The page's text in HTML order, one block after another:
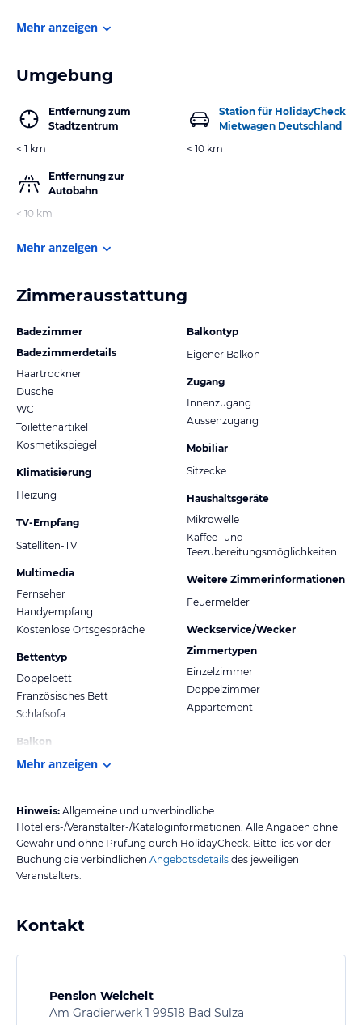
Mehr anzeigen
Umgebung
Entfernung zum
Stadtzentrum
< 1 km
Entfernung zur
Autobahn
< 10 km
Station für HolidayCheck
Mietwagen Deutschland
< 10 km
Mehr anzeigen
Zimmerausstattung
Badezimmer
Badezimmerdetails
Haartrockner
Dusche
WC
Toilettenartikel
Kosmetikspiegel
Klimatisierung
Heizung
TV-Empfang
Satelliten-TV
Multimedia
Fernseher
Handyempfang
Kostenlose Ortsgespräche
Bettentyp
Doppelbett
Französisches Bett
Schlafsofa
Balkon
Balkontyp
Eigener Balkon
Zugang
Innenzugang
Aussenzugang
Mobiliar
Sitzecke
Haushaltsgeräte
Mikrowelle
Kaffee- und
Teezubereitungsmöglichkeiten
Weitere Zimmerinformationen
Feuermelder
Weckservice/Wecker
Zimmertypen
Einzelzimmer
Doppelzimmer
Appartement
Mehr anzeigen
Hinweis: Allgemeine und unverbindliche
Hoteliers-/Veranstalter-/Kataloginformationen. Alle Angaben ohne
Gewähr und ohne Prüfung durch HolidayCheck. Bitte lies vor der
Buchung die verbindlichen Angebotsdetails des jeweiligen
Veranstalters.
Kontakt
Pension Weichelt
Am Gradierwerk 1 99518 Bad Sulza